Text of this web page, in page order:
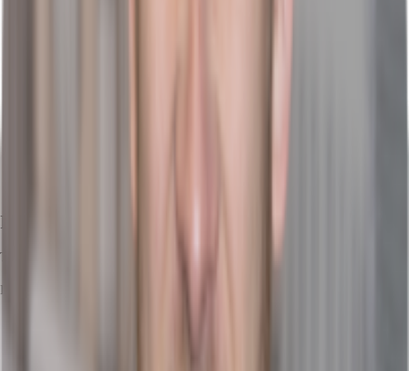
Ihr Kontakt
Tobias Schneider
Ihr Kontakt